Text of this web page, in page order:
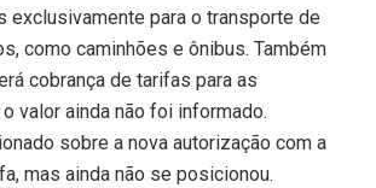
exclusivamente para o transporte de
como caminhões e ônibus. Também
cobrança de tarifas para as
valor ainda não foi informado.
sobre a nova autorização com a
mas ainda não se posicionou.